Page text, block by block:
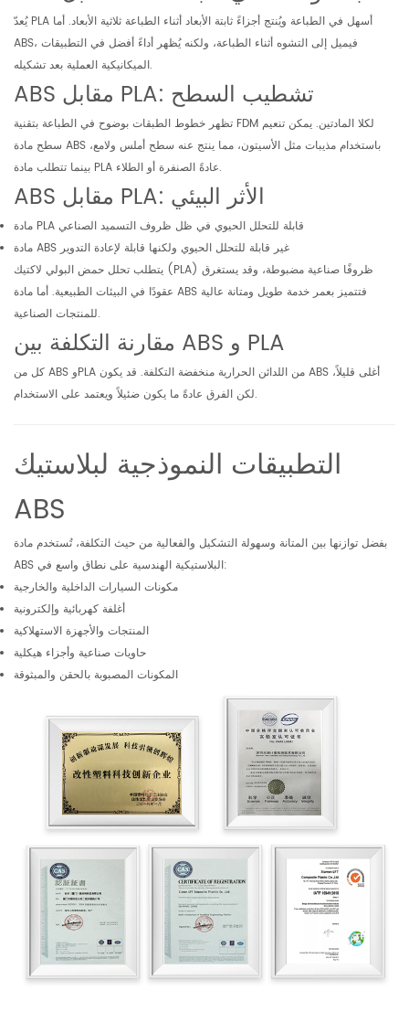
يُعدّ PLA أسهل في الطباعة ويُنتج أجزاءً ثابتة الأبعاد أثناء الطباعة ثلاثية الأبعاد. أما
ABS، فيميل إلى التشوه أثناء الطباعة، ولكنه يُظهر أداءً أفضل في التطبيقات
الميكانيكية العملية بعد تشكيله.
ABS مقابل PLA: تشطيب السطح
تظهر خطوط الطبقات بوضوح في الطباعة بتقنية FDM لكلا المادتين. يمكن تنعيم
سطح مادة ABS باستخدام مذيبات مثل الأسيتون، مما ينتج عنه سطح أملس ولامع،
بينما تتطلب مادة PLA عادةً الصنفرة أو الطلاء.
ABS مقابل PLA: الأثر البيئي
مادة PLA قابلة للتحلل الحيوي في ظل ظروف التسميد الصناعي
مادة ABS غير قابلة للتحلل الحيوي ولكنها قابلة لإعادة التدوير
يتطلب تحلل حمض البولي لاكتيك (PLA) ظروفًا صناعية مضبوطة، وقد يستغرق
عقودًا في البيئات الطبيعية. أما مادة ABS فتتميز بعمر خدمة طويل ومتانة عالية
للمنتجات الصناعية.
مقارنة التكلفة بين ABS و PLA
كل من ABS وPLA من اللدائن الحرارية منخفضة التكلفة. قد يكون ABS أغلى قليلاً،
لكن الفرق عادةً ما يكون ضئيلاً ويعتمد على الاستخدام.
التطبيقات النموذجية لبلاستيك
ABS
بفضل توازنها بين المتانة وسهولة التشكيل والفعالية من حيث التكلفة، تُستخدم مادة
ABS البلاستيكية الهندسية على نطاق واسع في:
مكونات السيارات الداخلية والخارجية
أغلفة كهربائية وإلكترونية
المنتجات والأجهزة الاستهلاكية
حاويات صناعية وأجزاء هيكلية
المكونات المصبوبة بالحقن والمبثوقة